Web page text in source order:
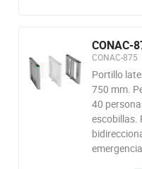
CONAC-
CONAC-875
Portillo
750 mm.
40
escobillas.